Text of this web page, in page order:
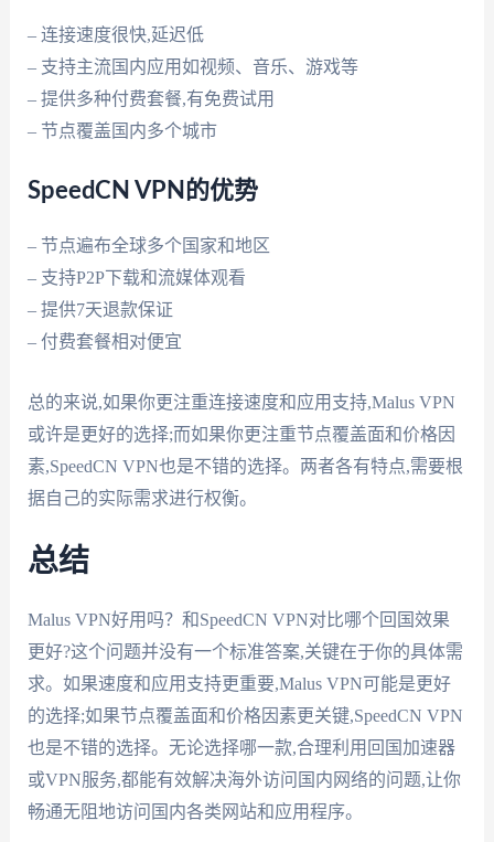
– 连接速度很快,延迟低
– 支持主流国内应用如视频、音乐、游戏等
– 提供多种付费套餐,有免费试用
– 节点覆盖国内多个城市
SpeedCN VPN的优势
– 节点遍布全球多个国家和地区
– 支持P2P下载和流媒体观看
– 提供7天退款保证
– 付费套餐相对便宜
总的来说,如果你更注重连接速度和应用支持,Malus VPN
或许是更好的选择;而如果你更注重节点覆盖面和价格因
素,SpeedCN VPN也是不错的选择。两者各有特点,需要根
据自己的实际需求进行权衡。
总结
Malus VPN好用吗？和SpeedCN VPN对比哪个回国效果
更好?这个问题并没有一个标准答案,关键在于你的具体需
求。如果速度和应用支持更重要,Malus VPN可能是更好
的选择;如果节点覆盖面和价格因素更关键,SpeedCN VPN
也是不错的选择。无论选择哪一款,合理利用回国加速器
或VPN服务,都能有效解决海外访问国内网络的问题,让你
畅通无阻地访问国内各类网站和应用程序。